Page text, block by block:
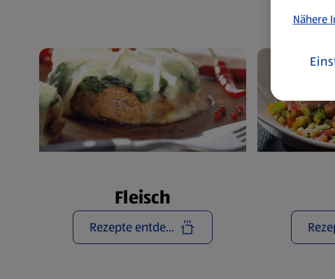
Fleisch
Rezepte entdecken
Nähere